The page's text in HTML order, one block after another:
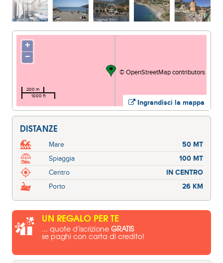
Ingrandisci la mappa
+
−
©OpenStreetMapcontributors
200 m
1000 ft
DISTANZE
Mare
50 MT
Spiaggia
100 MT
Centro
IN CENTRO
Porto
26 KM
UN REGALO PER TE
... quote d'iscrizioneGRATIS
se paghi con carta di credito!